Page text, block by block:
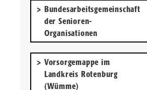
Bundesarbeitsgemeinschaft
der Senioren-
Organisationen
Vorsorgemappe im
Landkreis Rotenburg
(Wümme)